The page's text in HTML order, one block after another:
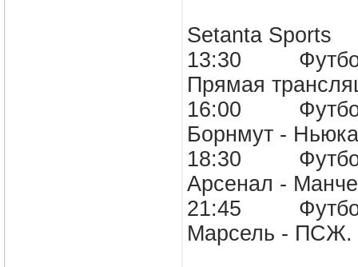
Setanta Sports
13:30 Футбол.
Прямая
16:00 Футбол.
Борнмут -
18:30 Футбол.
Арсенал -
21:45 Футбол.
Марсель -